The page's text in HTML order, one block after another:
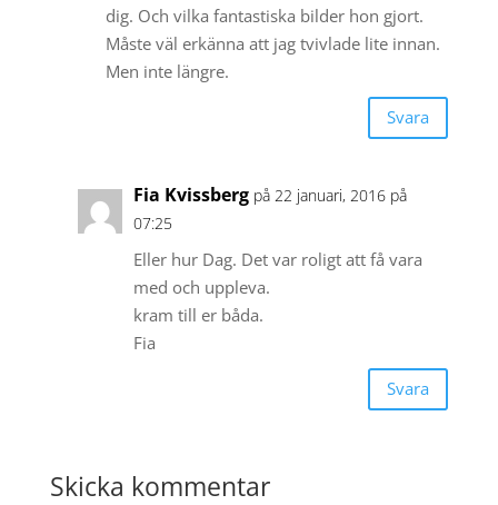
dig. Och vilka fantastiska bilder hon gjort.
Måste väl erkänna att jag tvivlade lite innan.
Men inte längre.
Svara
Fia Kvissberg på 22 januari, 2016 på
07:25
Eller hur Dag. Det var roligt att få vara
med och uppleva.
kram till er båda.
Fia
Svara
Skicka kommentar